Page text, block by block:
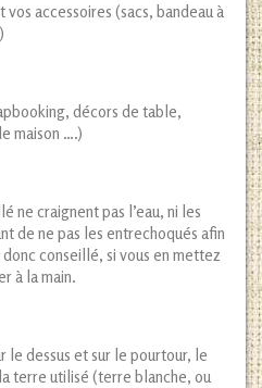
accessoires (sacs, bandeau à
décors de table,
maison ….)
ne craignent pas l’eau, ni les
de ne pas les entrechoqués afin
conseillé, si vous en mettez
à la main.
le dessus et sur le pourtour, le
terre utilisé (terre blanche, ou